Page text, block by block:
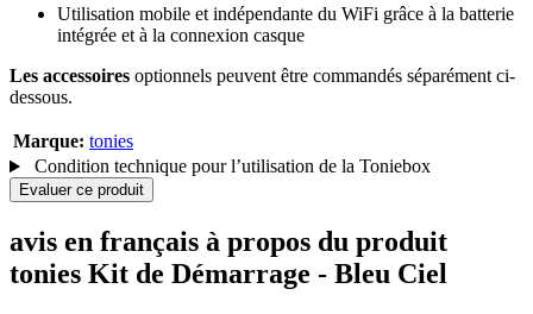
Utilisation mobile et indépendante du WiFi grâce à la batterie
intégrée et à la connexion casque
Les accessoires optionnels peuvent être commandés séparément ci-
dessous.
Marque: tonies
Condition technique pour l’utilisation de la Toniebox
Evaluer ce produit
avis en français à propos du produit
tonies Kit de Démarrage - Bleu Ciel